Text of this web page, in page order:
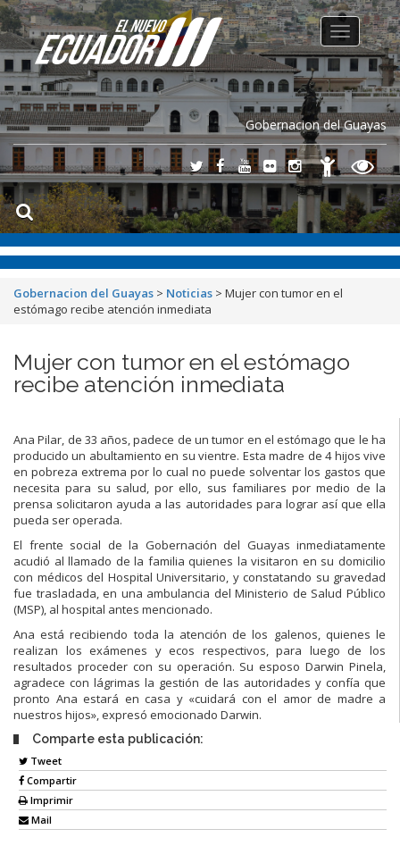
Gobernacion del Guayas
Toggle
navigation
Gobernacion del Guayas > Noticias > Mujer con tumor en el
estómago recibe atención inmediata
Mujer con tumor en el estómago
recibe atención inmediata
Ana Pilar, de 33 años, padece de un tumor en el estómago que le ha
producido un abultamiento en su vientre. Esta madre de 4 hijos vive
en pobreza extrema por lo cual no puede solventar los gastos que
necesita para su salud, por ello, sus familiares por medio de la
prensa solicitaron ayuda a las autoridades para lograr así que ella
pueda ser operada.
El frente social de la Gobernación del Guayas inmediatamente
acudió al llamado de la familia quienes la visitaron en su domicilio
con médicos del Hospital Universitario, y constatando su gravedad
fue trasladada, en una ambulancia del Ministerio de Salud Público
(MSP), al hospital antes mencionado.
Ana está recibiendo toda la atención de los galenos, quienes le
realizan los exámenes y ecos respectivos, para luego de los
resultados proceder con su operación. Su esposo Darwin Pinela,
agradece con lágrimas la gestión de las autoridades y confía que
pronto Ana estará en casa y «cuidará con el amor de madre a
nuestros hijos», expresó emocionado Darwin.
Comparte esta publicación:
Tweet
Compartir
Imprimir
Mail